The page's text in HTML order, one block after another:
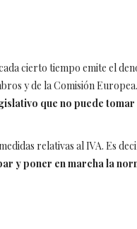
cierto tiempo emite el
y de la Comisión
que no puede
relativas al IVA. Es
y poner en marcha la